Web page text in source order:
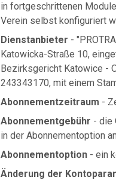
in fortgeschrittenen
Verein selbst konfiguriert
Dienstanbieter -
Katowicka-Straße 10,
Bezirksgericht Katowice -
243343170, mit einem
Abonnementzeitraum -
Abonnementgebühr - die
in der Abonnementoption
Abonnementoption- ein
Änderung der